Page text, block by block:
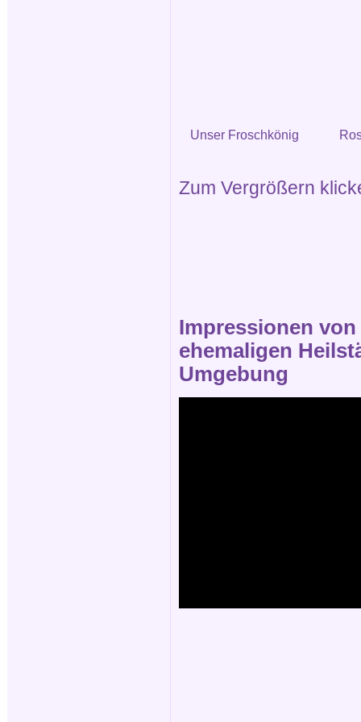
Unser Froschkönig
Zum Vergrößern
Impressionen
ehemaligen
Umgebung